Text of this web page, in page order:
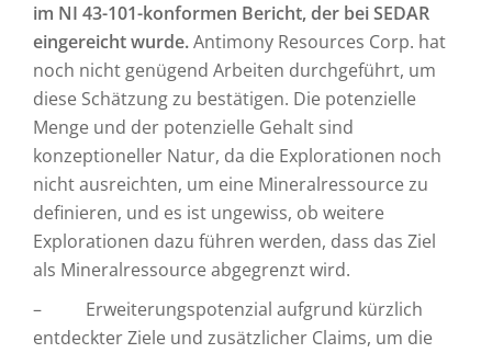
im NI 43-101-konformen Bericht, der bei SEDAR
eingereicht wurde.Antimony Resources Corp. hat
noch nicht genügend Arbeiten durchgeführt, um
diese Schätzung zu bestätigen. Die potenzielle
Menge und der potenzielle Gehalt sind
konzeptioneller Natur, da die Explorationen noch
nicht ausreichten, um eine Mineralressource zu
definieren, und es ist ungewiss, ob weitere
Explorationen dazu führen werden, dass das Ziel
als Mineralressource abgegrenzt wird.
– Erweiterungspotenzial aufgrund kürzlich
entdeckter Ziele und zusätzlicher Claims, um die